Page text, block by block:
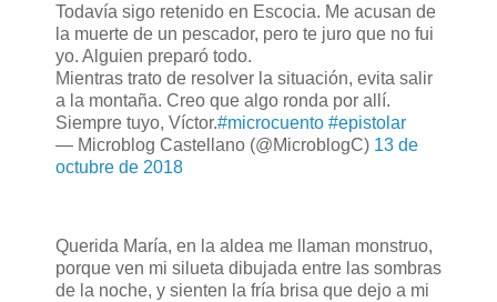
Todavía sigo retenido en Escocia. Me acusan de
la muerte de un pescador, pero te juro que no fui
yo. Alguien preparó todo.
Mientras trato de resolver la situación, evita salir
a la montaña. Creo que algo ronda por allí.
Siempre tuyo, Víctor.#microcuento #epistolar
— Microblog Castellano (@MicroblogC) 13 de
octubre de 2018
Querida María, en la aldea me llaman monstruo,
porque ven mi silueta dibujada entre las sombras
de la noche, y sienten la fría brisa que dejo a mi